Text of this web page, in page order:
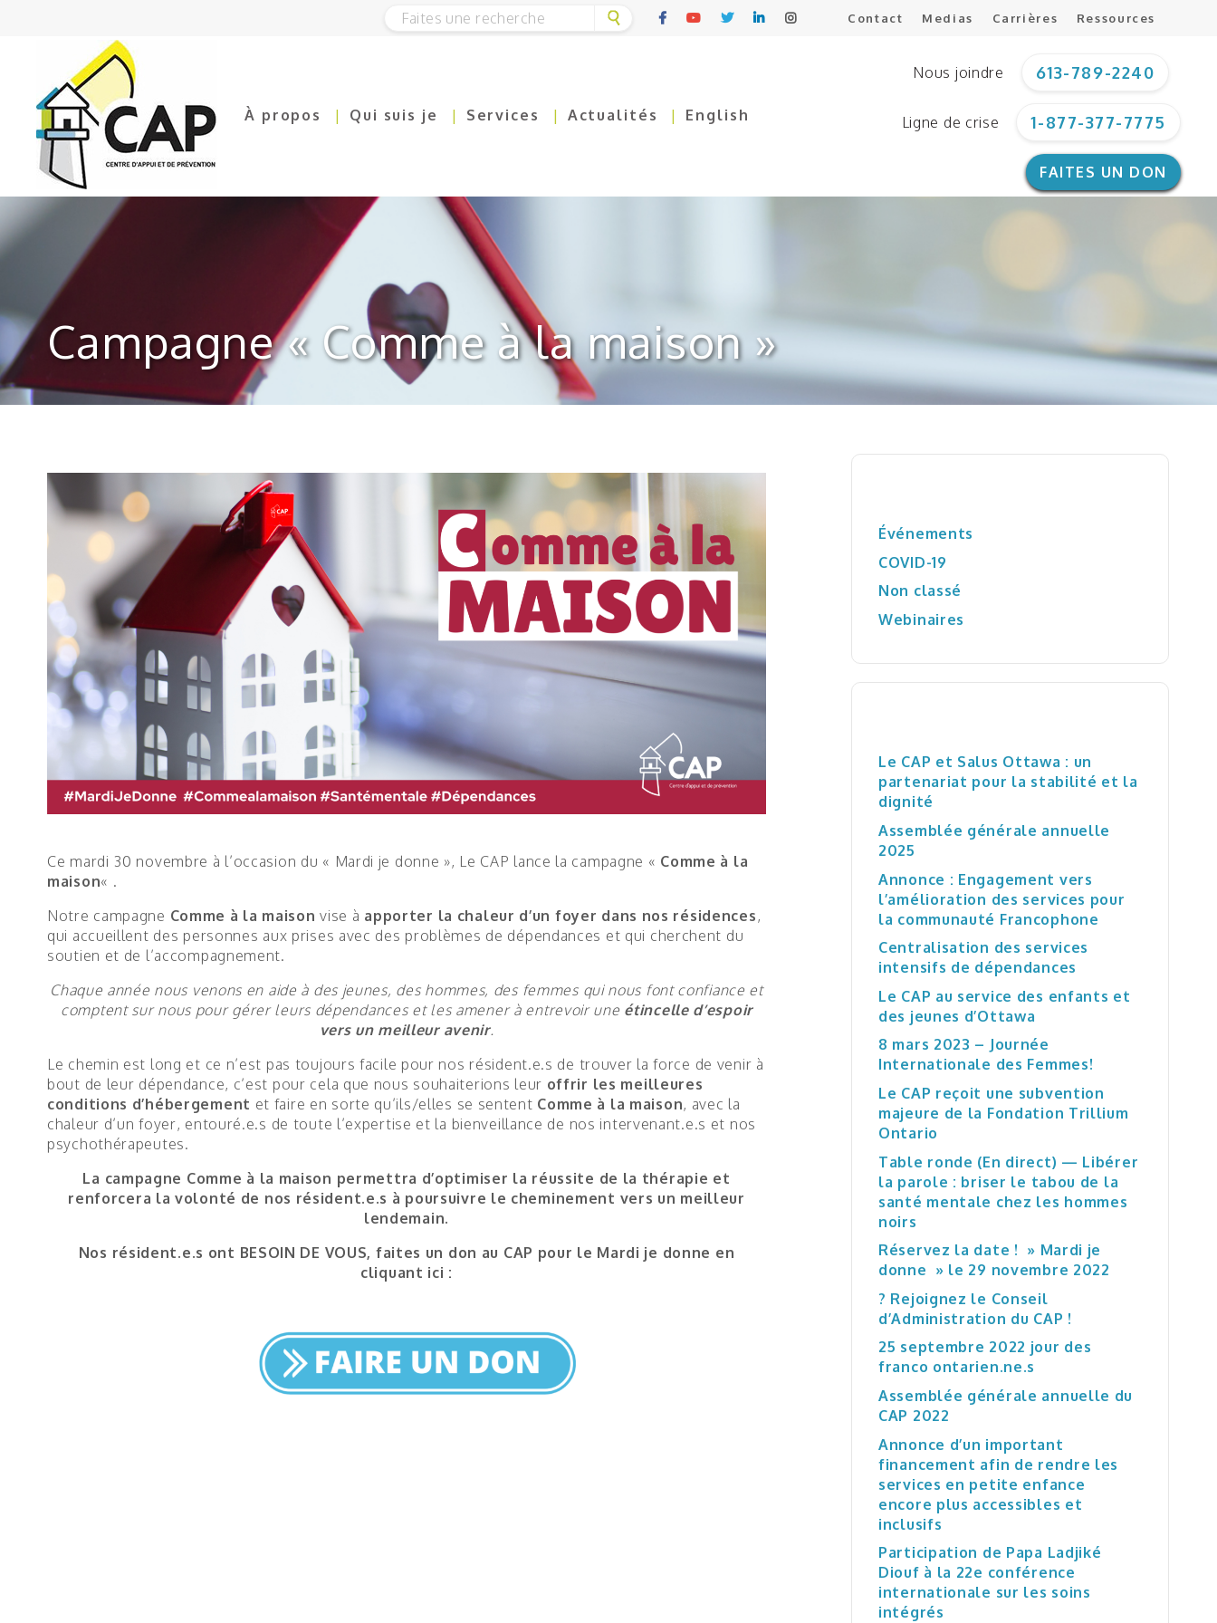
Contact Medias Carrières Ressources
À propos Qui suis je Services Actualités English
Nous joindre 613-789-2240
Ligne de crise 1-877-377-7775
FAITES UN DON
Campagne « Comme à la maison »
Ce mardi 30 novembre à l’occasion du « Mardi je donne », Le CAP lance la campagne « Comme à la
maison« .
Notre campagne Comme à la maison vise à apporter la chaleur d’un foyer dans nos résidences,
qui accueillent des personnes aux prises avec des problèmes de dépendances et qui cherchent du
soutien et de l’accompagnement.
Chaque année nous venons en aide à des jeunes, des hommes, des femmes qui nous font confiance et
comptent sur nous pour gérer leurs dépendances et les amener à entrevoir une étincelle d’espoir
vers un meilleur avenir.
Le chemin est long et ce n’est pas toujours facile pour nos résident.e.s de trouver la force de venir à
bout de leur dépendance, c’est pour cela que nous souhaiterions leur offrir les meilleures
conditions d’hébergement et faire en sorte qu’ils/elles se sentent Comme à la maison, avec la
chaleur d’un foyer, entouré.e.s de toute l’expertise et la bienveillance de nos intervenant.e.s et nos
psychothérapeutes.
La campagne Comme à la maison permettra d’optimiser la réussite de la thérapie et
renforcera la volonté de nos résident.e.s à poursuivre le cheminement vers un meilleur
lendemain.
Nos résident.e.s ont BESOIN DE VOUS, faites un don au CAP pour le Mardi je donne en
cliquant ici :
Événements
COVID-19
Non classé
Webinaires
Le CAP et Salus Ottawa : un
partenariat pour la stabilité et la
dignité
Assemblée générale annuelle
2025
Annonce : Engagement vers
l’amélioration des services pour
la communauté Francophone
Centralisation des services
intensifs de dépendances
Le CAP au service des enfants et
des jeunes d’Ottawa
8 mars 2023 – Journée
Internationale des Femmes!
Le CAP reçoit une subvention
majeure de la Fondation Trillium
Ontario
Table ronde (En direct) — Libérer
la parole : briser le tabou de la
santé mentale chez les hommes
noirs
Réservez la date ! » Mardi je
donne » le 29 novembre 2022
? Rejoignez le Conseil
d’Administration du CAP !
25 septembre 2022 jour des
franco ontarien.ne.s
Assemblée générale annuelle du
CAP 2022
Annonce d’un important
financement afin de rendre les
services en petite enfance
encore plus accessibles et
inclusifs
Participation de Papa Ladjiké
Diouf à la 22e conférence
internationale sur les soins
intégrés